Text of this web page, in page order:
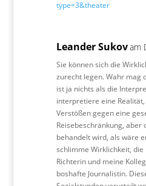
type=3&theater
Leander Sukovam
Sie können sich die
zurecht legen. Wahr mag
ist ja nichts als die
interpretiere eine
Verstößen gegen eine
Reisebeschränkung, aber
behandelt wird, als wäre
schlimme Wirklichkeit,
Richterin und meine
boshafte Journalistin.